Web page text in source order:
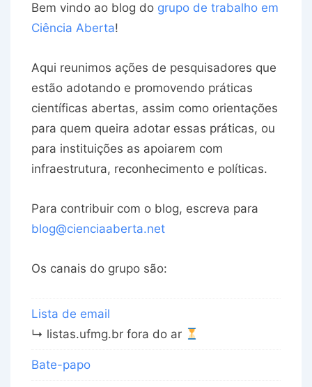
Bem vindo ao blog do grupo de trabalho em
Ciência Aberta!
Aqui reunimos ações de pesquisadores que
estão adotando e promovendo práticas
científicas abertas, assim como orientações
para quem queira adotar essas práticas, ou
para instituições as apoiarem com
infraestrutura, reconhecimento e políticas.
Para contribuir com o blog, escreva para
blog@cienciaaberta.net
Os canais do grupo são:
Lista de email
↳ listas.ufmg.br fora do ar
Bate-papo